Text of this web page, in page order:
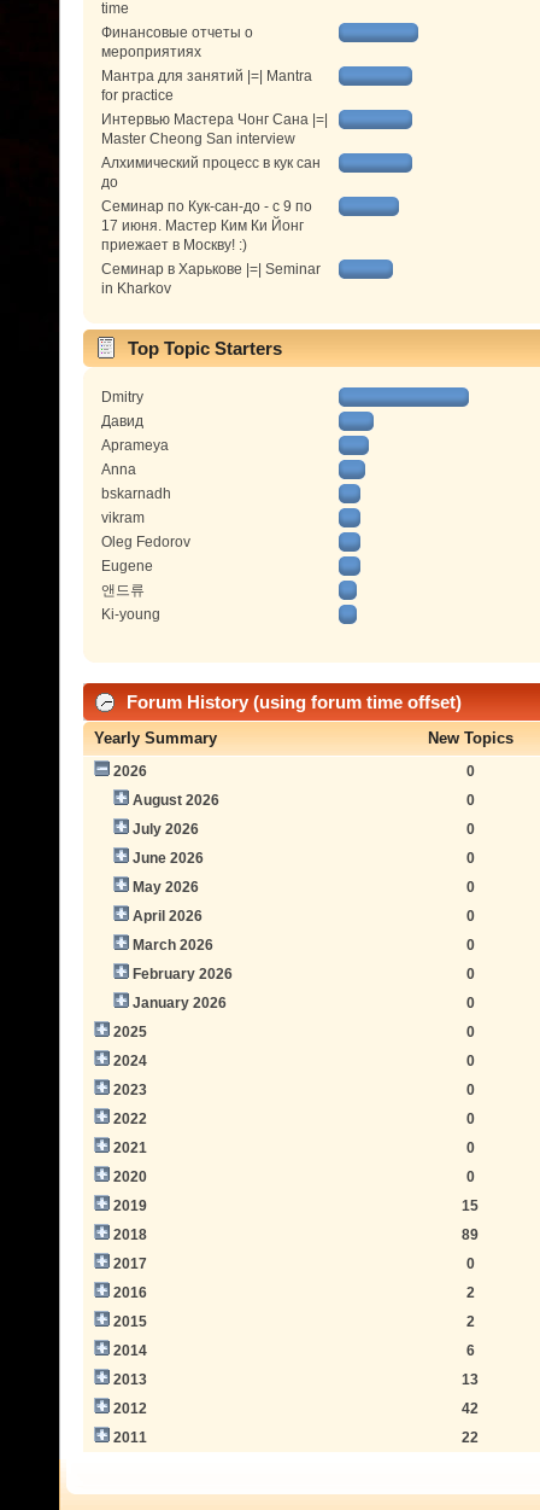
time
Финансовые отчеты о
мероприятиях
Мантра для занятий |=| Mantra
for practice
Интервью Мастера Чонг Сана |=|
Master Cheong San interview
Алхимический процесс в кук сан
до
Семинар по Кук-сан-до - с 9 по
17 июня. Мастер Ким Ки Йонг
приежает в Москву! :)
Семинар в Харькове |=| Seminar
in Kharkov
Top Topic Starters
Dmitry
Давид
Aprameya
Anna
bskarnadh
vikram
Oleg Fedorov
Eugene
앤드류
Ki-young
Forum History (using forum time offset)
Yearly Summary New Topics
2026
0
August 2026
0
July 2026
0
June 2026
0
May 2026
0
April 2026
0
March 2026
0
February 2026
0
January 2026
0
2025
0
2024
0
2023
0
2022
0
2021
0
2020
0
2019
15
2018
89
2017
0
2016
2
2015
2
2014
6
2013
13
2012
42
2011
22